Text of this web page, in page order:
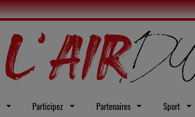
Participez Partenaires Sport